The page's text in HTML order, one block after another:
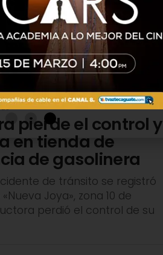
un incidente
resultado a un
pierde el control y
en tienda de
de gasolinera
de tránsito se registró
Joya», zona 10 de
perdió el control de su